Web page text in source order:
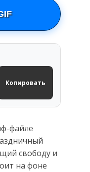
Копировать
файле
свободу и
на фоне